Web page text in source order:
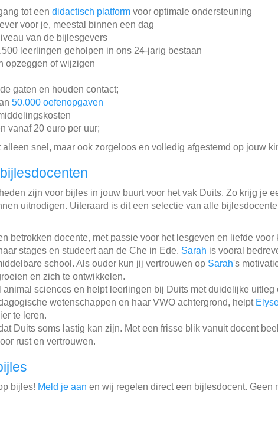
tot een didactisch platform voor optimale ondersteuning
voor je, meestal binnen een dag
van de bijlesgevers
leerlingen geholpen in ons 24-jarig bestaan
opzeggen of wijzigen
gaten en houden contact;
50.000 oefenopgaven
vanaf 20 euro per uur;
snel, maar ook zorgeloos en volledig afgestemd op jouw
zijn voor bijles in jouw buurt voor het vak Duits. Zo krijg je
uitnodigen. Uiteraard is dit een selectie van alle
betrokken docente, met passie voor het lesgeven en liefde voor
stages en studeert aan de Che in Ede. Sarah is vooral
school. Als ouder kun jij vertrouwen op Sarah's
en zich te ontwikkelen.
animal sciences en helpt leerlingen bij Duits met duidelijke uitleg
wetenschappen en haar VWO achtergrond, helpt
te leren.
Duits soms lastig kan zijn. Met een frisse blik vanuit docent
rust en vertrouwen.
bijles! Meld je aan en wij regelen direct een bijlesdocent. Geen